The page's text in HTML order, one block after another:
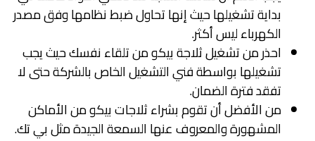
بداية تشغيلها حيث إنها تحاول ضبط نظامها وفق مصدر
الكهرباء ليس أكثر.
احذر من تشغيل ثلاجة بيكو من تلقاء نفسك حيث يجب
تشغيلها بواسطة فني التشغيل الخاص بالشركة حتى لا
تفقد فترة الضمان.
من الأفضل أن تقوم بشراء ثلاجات بيكو من الأماكن
المشهورة والمعروف عنها السمعة الجيدة مثل بي تك.